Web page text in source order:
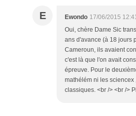
E Ewondo 17/06/2015
Oui, chère Dame Sic
ans d'avance (à 18 jours
Cameroun, ils avaient
c'est là que l'on avait
épreuve. Pour le
mathélém ni les
classiques. <br /> <br />